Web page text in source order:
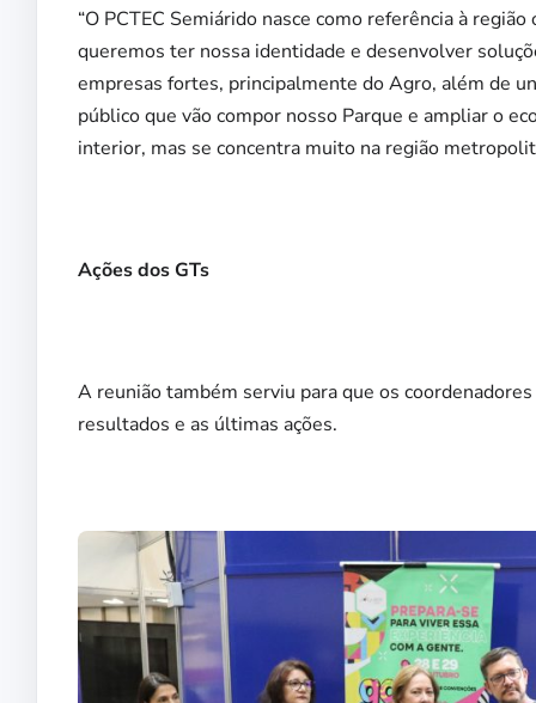
“O PCTEC Semiárido nasce como referência à
queremos ter nossa identidade e desenvolver
empresas fortes, principalmente do Agro, além de
público que vão compor nosso Parque e ampliar o
interior, mas se concentra muito na região
Ações dos GTs
A reunião também serviu para que os
resultados e as últimas ações.